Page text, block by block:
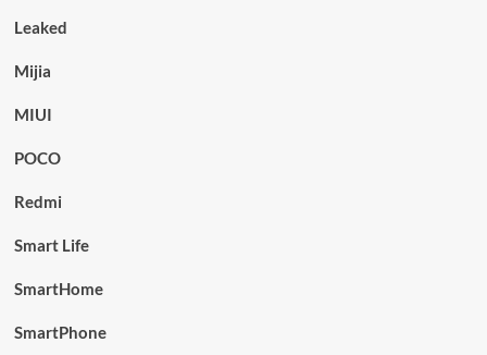
Leaked
Mijia
MIUI
POCO
Redmi
Smart Life
SmartHome
SmartPhone